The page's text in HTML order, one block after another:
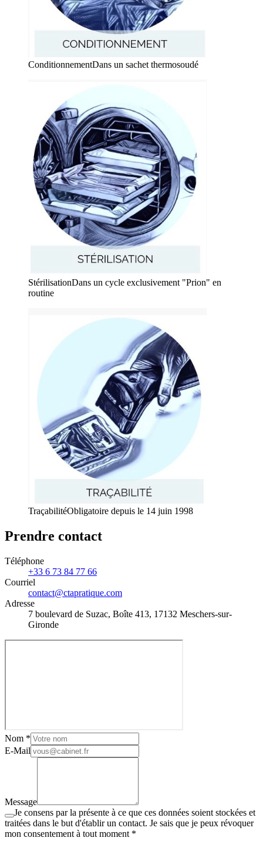
ConditionnementDans un sachet thermosoudé
StérilisationDans un cycle exclusivement "Prion" en
routine
TraçabilitéObligatoire depuis le 14 juin 1998
Prendre contact
Téléphone
+33 6 73 84 77 66
Courriel
contact@ctapratique.com
Adresse
7 boulevard de Suzac, Boîte 413, 17132 Meschers-sur-
Gironde
Nom *
E-Mail
Message
Je consens par la présente à ce que ces données soient stockées et
traitées dans le but d'établir un contact. Je sais que je peux révoquer
mon consentement à tout moment *